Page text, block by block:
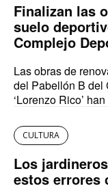
Finalizan las
suelo
Complejo
Las obras de
del Pabellón B del
‘Lorenzo Rico’
CULTURA
Los
estos errores